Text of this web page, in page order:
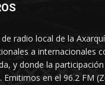
radio local de la
a internacionales
y donde la
en el 96.2 FM